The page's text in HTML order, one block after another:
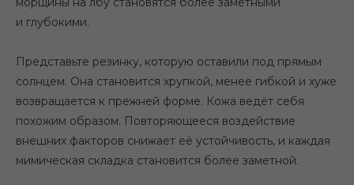
и глубокими.
Представьте резинку, которую оставили под прямым
солнцем. Она становится хрупкой, менее гибкой и хуже
возвращается к прежней форме. Кожа ведёт себя
похожим образом. Повторяющееся воздействие
внешних факторов снижает её устойчивость, и каждая
мимическая складка становится более заметной.